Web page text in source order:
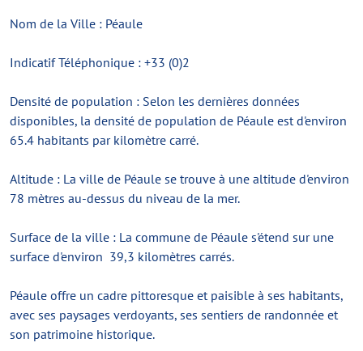
Nom de la Ville : Péaule
Indicatif Téléphonique : +33 (0)2
Densité de population : Selon les dernières données
disponibles, la densité de population de Péaule est d'environ
65.4 habitants par kilomètre carré.
Altitude : La ville de Péaule se trouve à une altitude d'environ
78 mètres au-dessus du niveau de la mer.
Surface de la ville : La commune de Péaule s'étend sur une
surface d'environ 39,3 kilomètres carrés.
Péaule offre un cadre pittoresque et paisible à ses habitants,
avec ses paysages verdoyants, ses sentiers de randonnée et
son patrimoine historique.